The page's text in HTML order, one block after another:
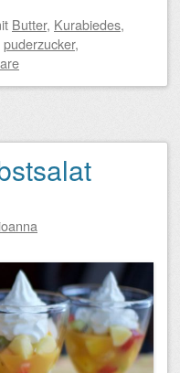
Butter, Kurabiedes,
puderzucker,
ioanna